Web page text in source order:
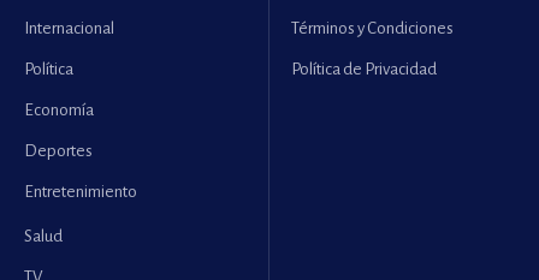
Internacional
Política
Economía
Deportes
Entretenimiento
Salud
Términos y Condiciones
Política de Privacidad